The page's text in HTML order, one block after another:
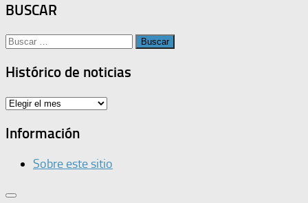
BUSCAR
Buscar:
Histórico de noticias
Histórico
noticias
Información
Sobre este sitio